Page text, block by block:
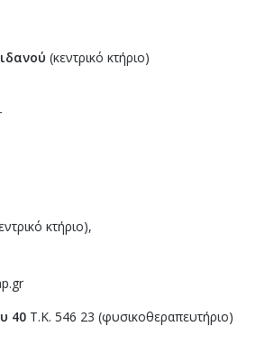
(κεντρικό κτήριο)
κτήριο),
40 Τ.Κ. 546 23 (φυσικοθεραπευτήριο)